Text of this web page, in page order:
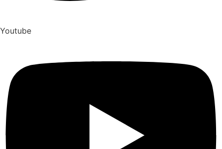
Youtube